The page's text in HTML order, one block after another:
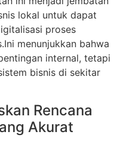
lokal untuk dapat
proses
menunjukkan bahwa
internal, tetapi
bisnis di sekitar
Rencana
Akurat